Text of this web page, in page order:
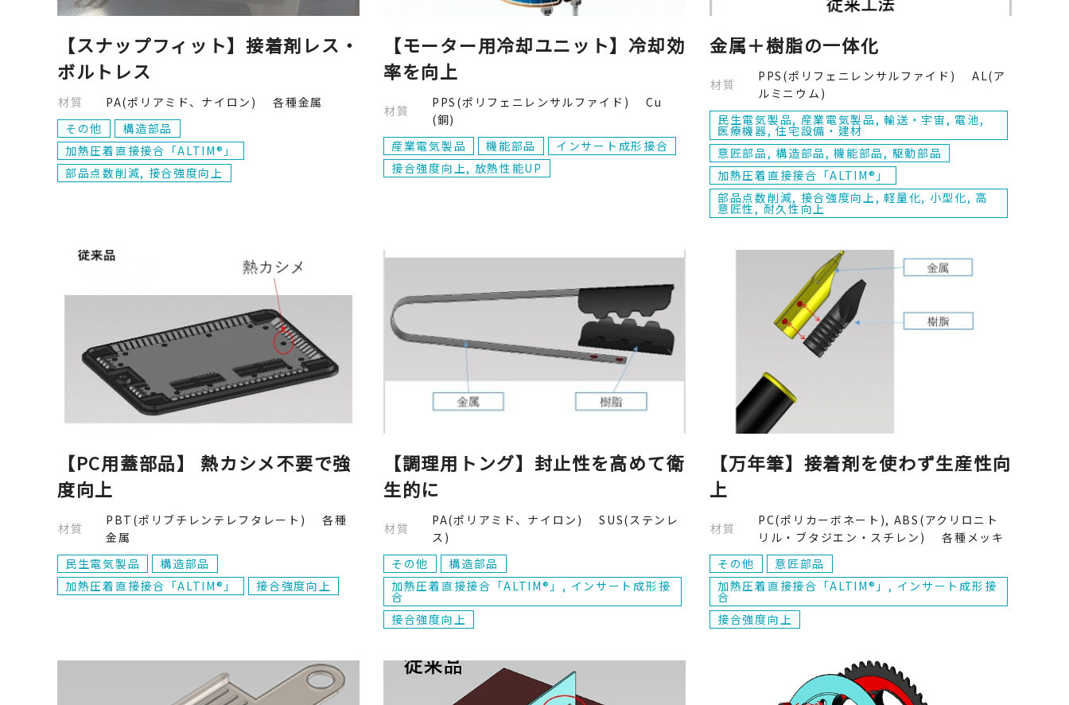
【スナップフィット】接着剤レス・
ボルトレス
材質
PA(ポリアミド、ナイロン) 各種金属
その他
構造部品
加熱圧着直接接合「ALTIM®」
部品点数削減, 接合強度向上
【モーター用冷却ユニット】冷却効
率を向上
材質
PPS(ポリフェニレンサルファイド) Cu
(銅)
産業電気製品
機能部品
インサート成形接合
接合強度向上, 放熱性能UP
金属＋樹脂の一体化
材質
PPS(ポリフェニレンサルファイド) AL(ア
ルミニウム)
民生電気製品, 産業電気製品, 輸送・宇宙, 電池,
医療機器, 住宅設備・建材
意匠部品, 構造部品, 機能部品, 駆動部品
加熱圧着直接接合「ALTIM®」
部品点数削減, 接合強度向上, 軽量化, 小型化, 高
意匠性, 耐久性向上
【PC用蓋部品】 熱カシメ不要で強
度向上
材質
PBT(ポリブチレンテレフタレート) 各種
金属
民生電気製品
構造部品
加熱圧着直接接合「ALTIM®」
接合強度向上
【調理用トング】封止性を高めて衛
生的に
材質
PA(ポリアミド、ナイロン) SUS(ステンレ
ス)
その他
構造部品
加熱圧着直接接合「ALTIM®」, インサート成形接
合
接合強度向上
【万年筆】接着剤を使わず生産性向
上
材質
PC(ポリカーボネート), ABS(アクリロニト
リル・ブタジエン・スチレン) 各種メッキ
その他
意匠部品
加熱圧着直接接合「ALTIM®」, インサート成形接
合
接合強度向上